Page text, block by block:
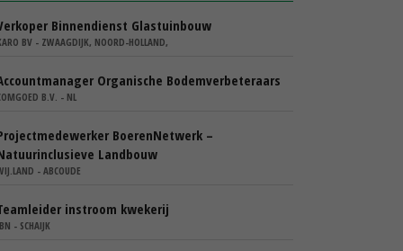
Binnendienst Glastuinbouw
BV - ZWAAGDIJK, NOORD-HOLLAND,
Organische Bodemverbeteraars
B.V. - NL
BoerenNetwerk –
Landbouw
- ABCOUDE
instroom kwekerij
- SCHAIJK